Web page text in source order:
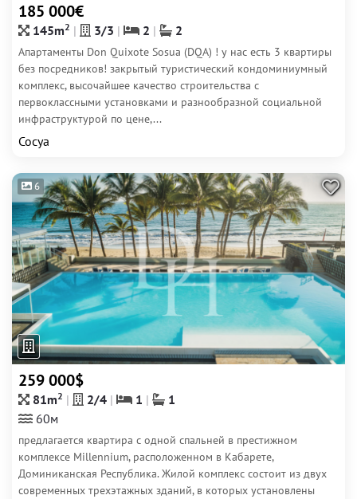
185 000€
145m2 3/3 2 2
Апартаменты Don Quixote Sosua (DQA) ! у нас есть 3 квартиры
без посредников! закрытый туристический кондоминиумный
комплекс, высочайшее качество строительства с
первоклассными установками и разнообразной социальной
инфраструктурой по цене,...
Сосуа
6
259 000$
81m2 2/4 1
1
60м
предлагается квартира с одной спальней в престижном
комплексе Millennium, расположенном в Кабарете,
Доминиканская Республика. Жилой комплекс состоит из двух
современных трехэтажных зданий, в которых установлены